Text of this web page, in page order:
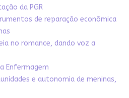
da PGR
de reparação econômica
no romance, dando voz a
Enfermagem
e autonomia de meninas,